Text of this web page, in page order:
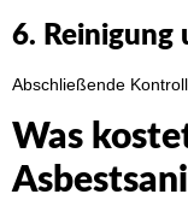
6. Reinigung
Abschließende
Was